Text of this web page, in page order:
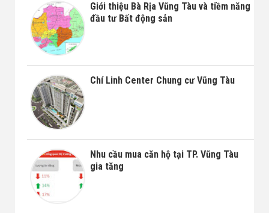
Giới thiệu Bà Rịa Vũng Tàu và tiềm năng
đầu tư Bất động sản
Chí Linh Center Chung cư Vũng Tàu
Nhu cầu mua căn hộ tại TP. Vũng Tàu
gia tăng